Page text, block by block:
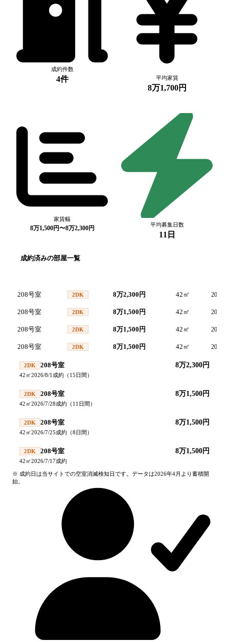
成約件数
4件 平均家賃
8万1,700円
家賃幅
8万1,500円〜8万2,300円
平均募集日数
11日
成約済みの部屋一覧
208号室 2DK 8万2,300円 42 ㎡ 2026/
208号室 2DK 8万1,500円 42 ㎡ 2026/
208号室 2DK 8万1,500円 42 ㎡ 2026/
208号室 2DK 8万1,500円 42 ㎡ 2026/
2DK 208号室 8万2,300円
42㎡2026/8/1 成約 （15日間）
2DK 208号室 8万1,500円
42㎡2026/7/28成約 （11 日間）
2DK 208号室 8万1,500円
42㎡2026/7/25成約 （8日間）
2DK 208号室 8万1,500円
42㎡2026/7/17成約
※ 成約日は当サイトでの空室消滅検知日です。データは2026年4月より蓄積開
始。